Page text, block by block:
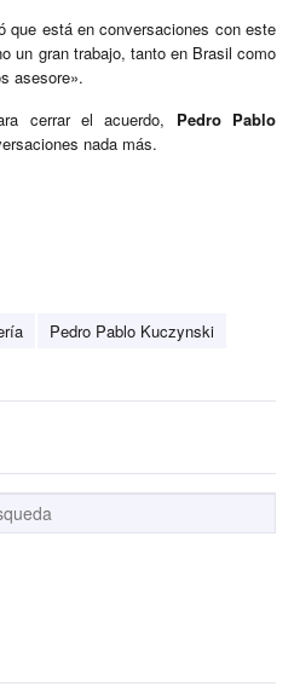
que está en conversaciones con este
un gran trabajo, tanto en Brasil como
asesore».
cerrar el acuerdo, Pedro Pablo
nada más.
Pedro Pablo Kuczynski